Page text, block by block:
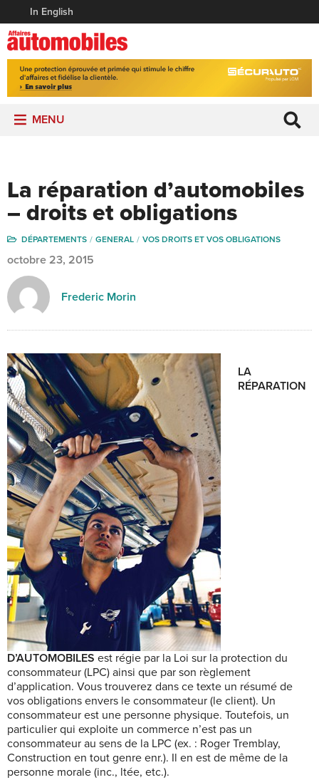
In English
MENU
La réparation d’automobiles
– droits et obligations
DÉPARTEMENTS GENERAL VOS DROITS ET VOS OBLIGATIONS
octobre 23, 2015
Frederic Morin
LA
RÉPARATION
D’AUTOMOBILES est régie par la Loi sur la protection du
consommateur (LPC) ainsi que par son règlement
d’application. Vous trouverez dans ce texte un résumé de
vos obligations envers le consommateur (le client). Un
consommateur est une personne physique. Toutefois, un
particulier qui exploite un commerce n’est pas un
consommateur au sens de la LPC (ex. : Roger Tremblay,
Construction en tout genre enr.). Il en est de même de la
personne morale (inc., ltée, etc.).